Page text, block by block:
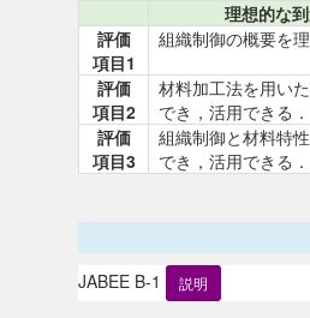
理想的な
評価
項目1
組織制御の概要を
評価
項目2
材料加工法を用い
でき，活用できる．
評価
項目3
組織制御と材料特
でき，活用できる．
JABEE B-1 説明